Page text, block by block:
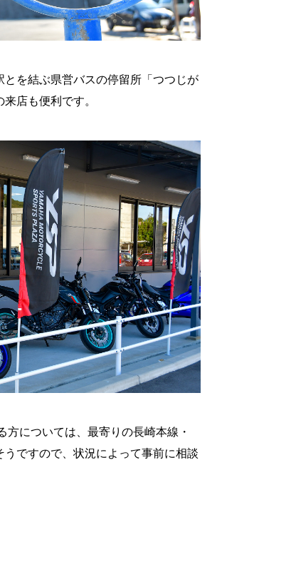
を結ぶ県営バスの停留所「つつじが
店も便利です。
方については、最寄りの長崎本線・
ですので、状況によって事前に相談